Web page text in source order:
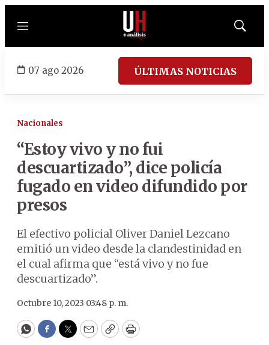
Menú
Mostrar
07 ago 2026 ÚLTIMAS NOTICIAS
Nacionales
“Estoy vivo y no fui
descuartizado”, dice policía
fugado en video difundido por
presos
El efectivo policial Oliver Daniel Lezcano
emitió un video desde la clandestinidad en
el cual afirma que “está vivo y no fue
descuartizado”.
Octubre 10, 2023 03:48 p. m.
WhatsApp
Facebook
Twitter
EmailCopyPrint